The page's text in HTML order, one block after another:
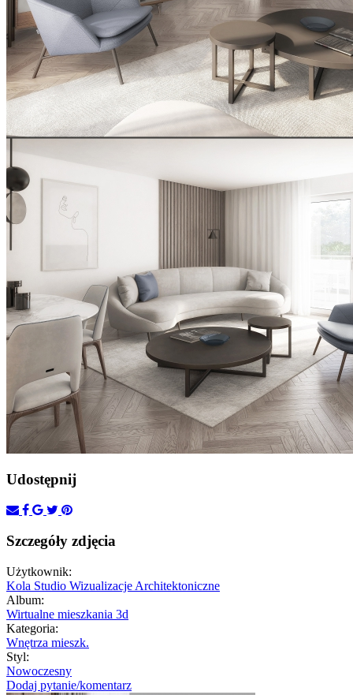
Udostępnij
Szczegóły zdjęcia
Użytkownik:
Kola Studio Wizualizacje Architektoniczne
Album:
Wirtualne mieszkania 3d
Kategoria:
Wnętrza mieszk.
Styl:
Nowoczesny
Dodaj pytanie/komentarz